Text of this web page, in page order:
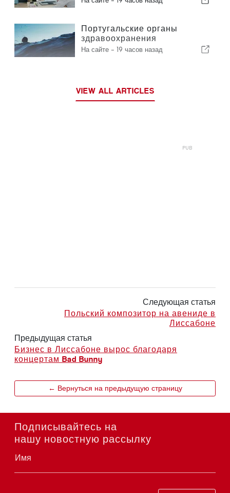
Португальские органы
здравоохранения
предупреждают об опасности
На сайте - 19 часов назад
VIEW ALL ARTICLES
Следующая статья
Польский композитор на авениде в
Лиссабоне
Предыдущая статья
Бизнес в Лиссабоне вырос благодаря
концертам Bad Bunny
← Вернуться на предыдущую страницу
Подписывайтесь на
нашу новостную рассылку
Имя